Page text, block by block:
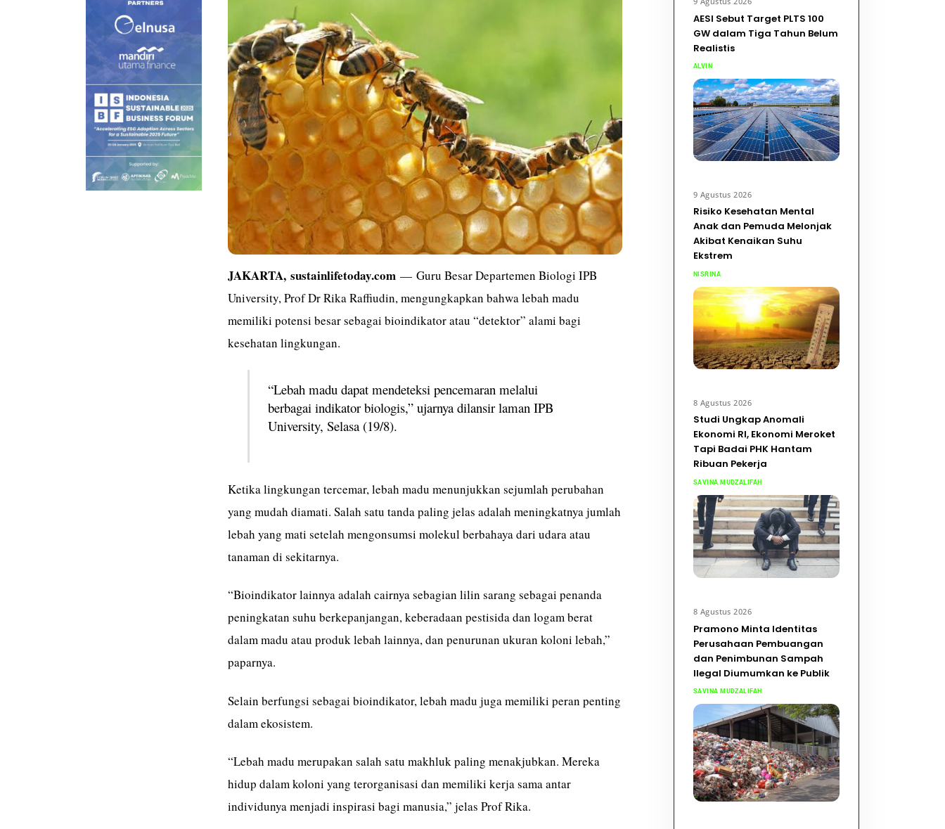
JAKARTA, sustainlifetoday.com — Guru Besar Departemen Biologi IPB
University, Prof Dr Rika Raffiudin, mengungkapkan bahwa lebah madu
memiliki potensi besar sebagai bioindikator atau “detektor” alami bagi
kesehatan lingkungan.
“Lebah madu dapat mendeteksi pencemaran melalui
berbagai indikator biologis,” ujarnya dilansir laman IPB
University, Selasa (19/8).
Ketika lingkungan tercemar, lebah madu menunjukkan sejumlah perubahan
yang mudah diamati. Salah satu tanda paling jelas adalah meningkatnya jumlah
lebah yang mati setelah mengonsumsi molekul berbahaya dari udara atau
tanaman di sekitarnya.
“Bioindikator lainnya adalah cairnya sebagian lilin sarang sebagai penanda
peningkatan suhu berkepanjangan, keberadaan pestisida dan logam berat
dalam madu atau produk lebah lainnya, dan penurunan ukuran koloni lebah,”
paparnya.
Selain berfungsi sebagai bioindikator, lebah madu juga memiliki peran penting
dalam ekosistem.
“Lebah madu merupakan salah satu makhluk paling menakjubkan. Mereka
hidup dalam koloni yang terorganisasi dan memiliki kerja sama antar
individunya menjadi inspirasi bagi manusia,” jelas Prof Rika.
AESI Sebut Target PLTS 100
GW dalam Tiga Tahun Belum
Realistis
ALVIN
9 Agustus 2026
Risiko Kesehatan Mental
Anak dan Pemuda Melonjak
Akibat Kenaikan Suhu
Ekstrem
NISRINA
8 Agustus 2026
Studi Ungkap Anomali
Ekonomi RI, Ekonomi Meroket
Tapi Badai PHK Hantam
Ribuan Pekerja
SAVINA MUDZALIFAH
8 Agustus 2026
Pramono Minta Identitas
Perusahaan Pembuangan
dan Penimbunan Sampah
Ilegal Diumumkan ke Publik
SAVINA MUDZALIFAH